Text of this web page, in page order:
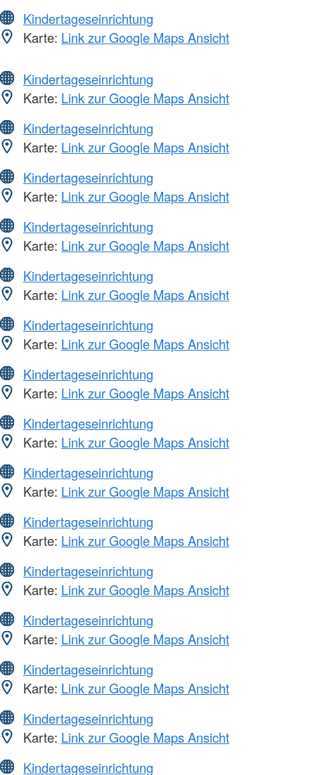
Kindertageseinrichtung
Karte: Link zur Google Maps Ansicht
Kindertageseinrichtung
Karte: Link zur Google Maps Ansicht
Kindertageseinrichtung
Karte: Link zur Google Maps Ansicht
Kindertageseinrichtung
Karte: Link zur Google Maps Ansicht
Kindertageseinrichtung
Karte: Link zur Google Maps Ansicht
Kindertageseinrichtung
Karte: Link zur Google Maps Ansicht
Kindertageseinrichtung
Karte: Link zur Google Maps Ansicht
Kindertageseinrichtung
Karte: Link zur Google Maps Ansicht
Kindertageseinrichtung
Karte: Link zur Google Maps Ansicht
Kindertageseinrichtung
Karte: Link zur Google Maps Ansicht
Kindertageseinrichtung
Karte: Link zur Google Maps Ansicht
Kindertageseinrichtung
Karte: Link zur Google Maps Ansicht
Kindertageseinrichtung
Karte: Link zur Google Maps Ansicht
Kindertageseinrichtung
Karte: Link zur Google Maps Ansicht
Kindertageseinrichtung
Karte: Link zur Google Maps Ansicht
Kindertageseinrichtung